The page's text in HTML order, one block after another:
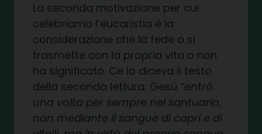
La seconda motivazione per cui
celebriamo l’eucaristia è la
considerazione che la fede o si
trasmette con la propria vita o non
ha significato. Ce lo diceva il testo
della seconda lettura: Gesù “entrò
una volta per sempre nel santuario,
non mediante il sangue di capri e di